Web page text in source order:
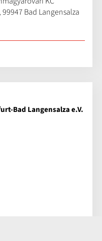
Bad Langensalza
Bad Langensalza e.V.